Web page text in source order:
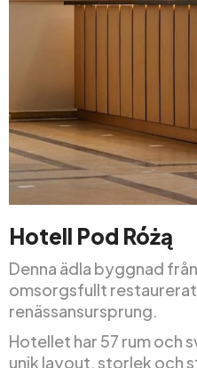
Hotell Pod Różą
Denna ädla byggnad
omsorgsfullt
renässansursprung.
Hotellet har 57 rum och
unik layout, storlek och